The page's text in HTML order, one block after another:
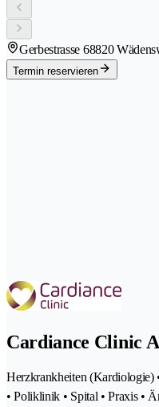
Gerbestrasse 68820
Termin reservieren
Cardiance Clinic
Herzkrankheiten (Kardiologie)
• Poliklinik • Spital • Praxis •